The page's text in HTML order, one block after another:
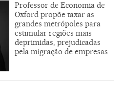
Professor de Economia de
Oxford propõe taxar as
grandes metrópoles para
estimular regiões mais
deprimidas, prejudicadas
pela migração de empresas